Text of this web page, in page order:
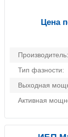
Производитель:
Тип фазности:
Выходная
Активная
Цена